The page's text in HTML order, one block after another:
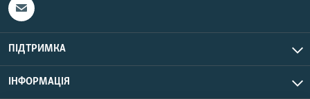
ПІДТРИМКА
ІНФОРМАЦІЯ